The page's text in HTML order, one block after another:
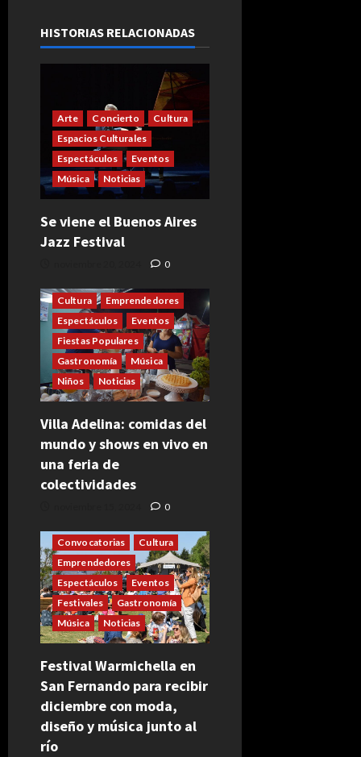
HISTORIAS RELACIONADAS
Arte Concierto
Cultura
Espacios Culturales
Espectáculos
Eventos
Música
Noticias
Se viene el Buenos Aires
Jazz Festival
0
Cultura
Emprendedores
Espectáculos
Eventos
Fiestas Populares
Gastronomía
Música
Niños
Noticias
Villa Adelina: comidas del
mundo y shows en vivo en
una feria de
colectividades
0
Convocatorias
Cultura
Emprendedores
Espectáculos
Eventos
Festivales
Gastronomía
Música
Noticias
Festival Warmichella en
San Fernando para recibir
diciembre con moda,
diseño y música junto al
río